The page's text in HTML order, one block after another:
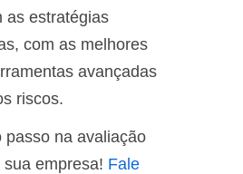
as estratégias
com as melhores
avançadas
riscos.
passo na avaliação
empresa! Fale